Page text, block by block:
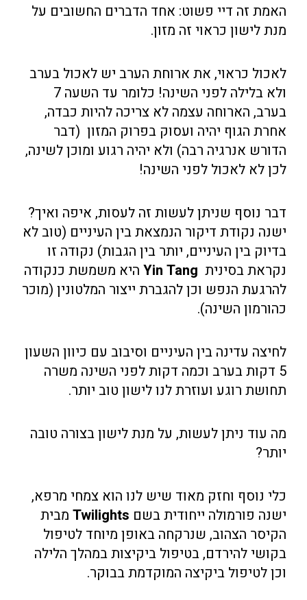
האמת זה דיי פשוט: אחד הדברים החשובים על
מנת לישון כראוי זה מזון.
לאכול כראוי, את ארוחת הערב יש לאכול בערב
ולא בלילה לפני השינה! כלומר עד השעה 7
בערב, הארוחה עצמה לא צריכה להיות כבדה,
אחרת הגוף יהיה ועסוק בפרוק המזון (דבר
הדורש אנרגיה רבה) ולא יהיה רגוע ומוכן לשינה,
לכן לא לאכול לפני השינה!
דבר נוסף שניתן לעשות זה לעסות, איפה ואיך?
ישנה נקודת דיקור הנמצאת בין העיניים (טוב לא
בדיוק בין העיניים, יותר בין הגבות) נקודה זו
נקראת בסינית Yin Tang היא משמשת כנקודה
להרגעת הנפש וכן להגברת ייצור המלטונין (מוכר
כהורמון השינה).
לחיצה עדינה בין העיניים וסיבוב עם כיוון השעון
5 דקות בערב וכמה דקות לפני השינה משרה
תחושת רוגע ועוזרת לנו לישון טוב יותר.
מה עוד ניתן לעשות, על מנת לישון בצורה טובה
יותר?
כלי נוסף וחזק מאוד שיש לנו הוא צמחי מרפא,
ישנה פורמולה ייחודית בשם Twilights מבית
הקיסר הצהוב, שנרקחה באופן מיוחד לטיפול
בקושי להירדם, בטיפול ביקיצות במהלך הלילה
וכן לטיפול ביקיצה המוקדמת בבוקר.